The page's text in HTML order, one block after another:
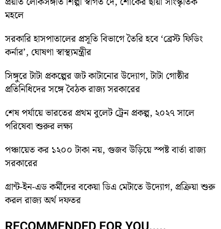
মহলে
সরকারি হাসপাতালের প্রসূতি বিভাগে তৈরি হবে ‘ব্রেস্ট ফিডিং
কর্নার’, ঘোষণা স্বাস্থ্যমন্ত্রীর
সিঙ্গুরে টাটা প্রকল্পের জট কাটানোর উদ্যোগ, টাটা গোষ্ঠীর
প্রতিনিধিদের সঙ্গে বৈঠক রাজ্য সরকারের
শেষ পর্যায়ে ভারতের প্রথম বুলেট ট্রেন প্রকল্প, ২০২৭ সালে
পরিষেবা শুরুর লক্ষ্য
পঞ্চায়েত কর ১২০০ টাকা নয়, গুজব উড়িয়ে স্পষ্ট বার্তা রাজ্য
সরকারের
গ্রান্ট-ইন-এড কর্মীদের বকেয়া ডিএ মেটাতে উদ্যোগ, প্রক্রিয়া শুরু
করল রাজ্য অর্থ দফতর
RECOMMENDED FOR YOU.....